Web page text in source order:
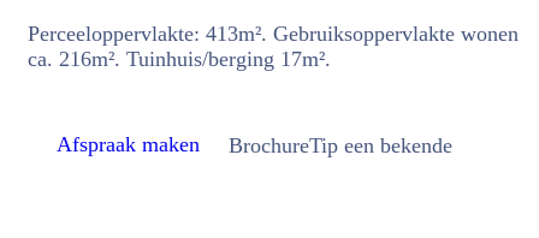
Perceeloppervlakte: 413m². Gebruiksoppervlakte wonen
ca. 216m². Tuinhuis/berging 17m².
Afspraak maken BrochureTip een bekende